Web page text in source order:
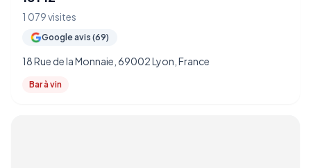
1 079 visites
Google avis (69)
18 Rue de la Monnaie, 69002 Lyon, France
Bar à vin